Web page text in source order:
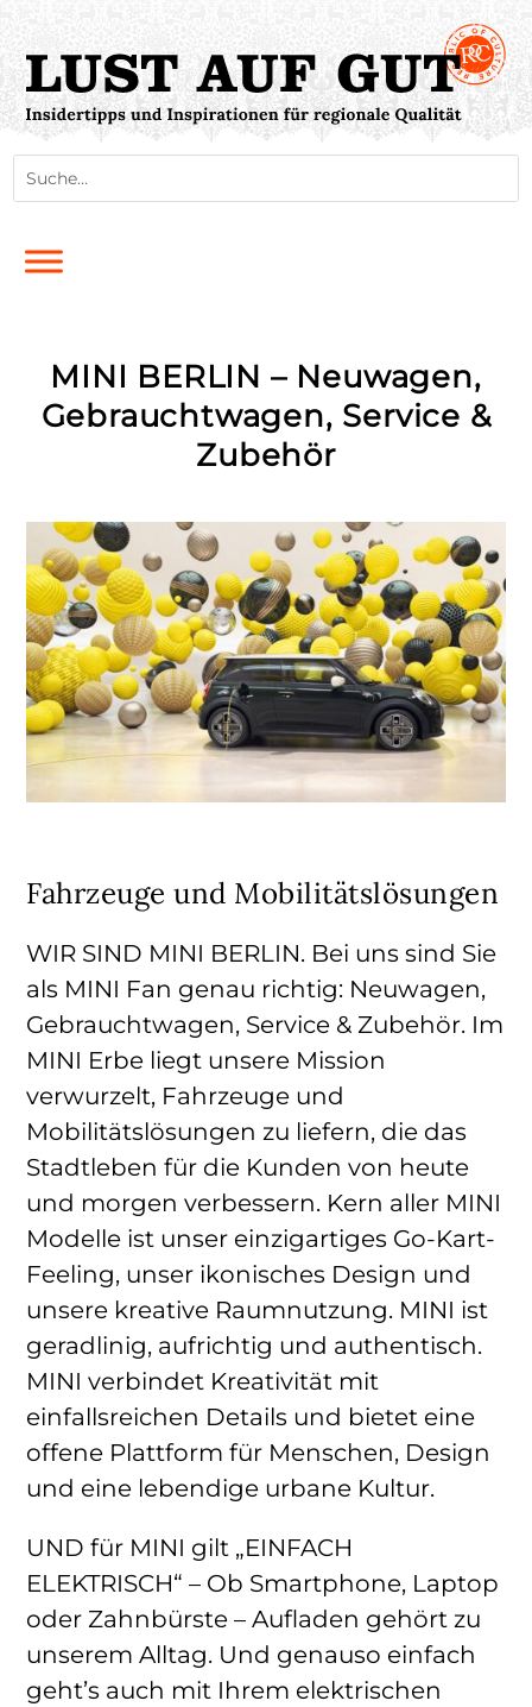
MINI BERLIN – Neuwagen,
Gebrauchtwagen, Service &
Zubehör
Fahrzeuge und Mobilitätslösungen
WIR SIND MINI BERLIN. Bei uns sind Sie
als MINI Fan genau richtig: Neuwagen,
Gebrauchtwagen, Service & Zubehör. Im
MINI Erbe liegt unsere Mission
verwurzelt, Fahrzeuge und
Mobilitätslösungen zu liefern, die das
Stadtleben für die Kunden von heute
und morgen verbessern. Kern aller MINI
Modelle ist unser einzigartiges Go-Kart-
Feeling, unser ikonisches Design und
unsere kreative Raumnutzung. MINI ist
geradlinig, aufrichtig und authentisch.
MINI verbindet Kreativität mit
einfallsreichen Details und bietet eine
offene Plattform für Menschen, Design
und eine lebendige urbane Kultur.
UND für MINI gilt „EINFACH
ELEKTRISCH“ – Ob Smartphone, Laptop
oder Zahnbürste – Aufladen gehört zu
unserem Alltag. Und genauso einfach
geht’s auch mit Ihrem elektrischen